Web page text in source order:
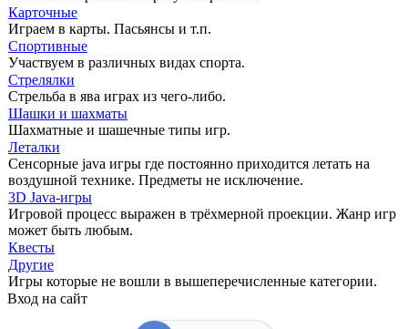
Карточные
Играем в карты. Пасьянсы и т.п.
Спортивные
Участвуем в различных видах спорта.
Стрелялки
Стрельба в ява играх из чего-либо.
Шашки и шахматы
Шахматные и шашечные типы игр.
Леталки
Сенсорные java игры где постоянно приходится летать на
воздушной технике. Предметы не исключение.
3D Java-игры
Игровой процесс выражен в трёхмерной проекции. Жанр игр
может быть любым.
Квесты
Другие
Игры которые не вошли в вышеперечисленные категории.
Вход на сайт